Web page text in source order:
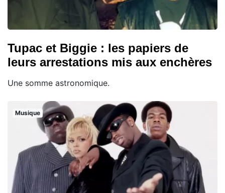
Tupac et Biggie : les papiers de
leurs arrestations mis aux enchères
Une somme astronomique.
Musique